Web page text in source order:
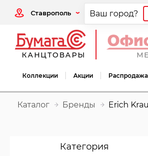
Ставрополь Ваш город?
КАНЦТОВАРЫ
Коллекции Акции Распродажа
Каталог Бренды Erich
Категория